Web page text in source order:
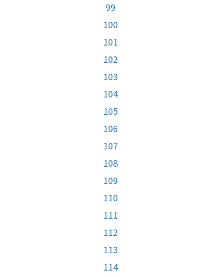
99
100
101
102
103
104
105
106
107
108
109
110
111
112
113
114